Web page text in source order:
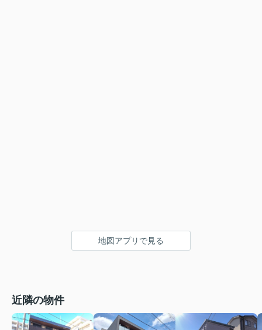
地図アプリで見る
近隣の物件